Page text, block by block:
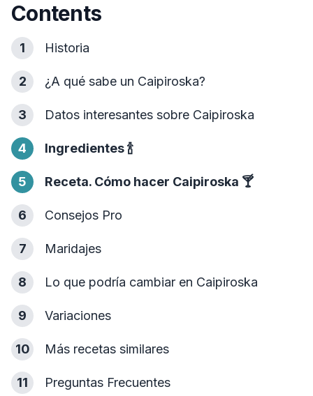
Contents
1 Historia
2 ¿A qué sabe un Caipiroska?
3 Datos interesantes sobre Caipiroska
4 Ingredientes🍾
5 Receta. Cómo hacer Caipiroska 🍸
6 Consejos Pro
7 Maridajes
8 Lo que podría cambiar en Caipiroska
9 Variaciones
10 Más recetas similares
11 Preguntas Frecuentes